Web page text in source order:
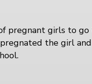
pregnant girls to go
the girl